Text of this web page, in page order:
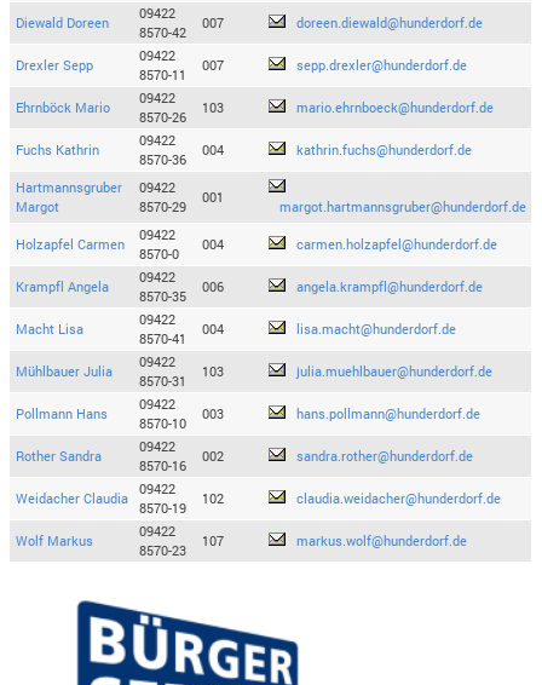
Diewald Doreen
09422
8570-42
007 doreen.diewald@hunderdorf.de
Drexler Sepp
09422
8570-11
007 sepp.drexler@hunderdorf.de
Ehrnböck Mario
09422
8570-26
103 mario.ehrnboeck@hunderdorf.de
Fuchs Kathrin
09422
8570-36
004 kathrin.fuchs@hunderdorf.de
Hartmannsgruber
Margot
09422
8570-29
001
margot.hartmannsgruber@hunderdorf.de
Holzapfel Carmen
09422
8570-0
004 carmen.holzapfel@hunderdorf.de
Krampfl Angela
09422
8570-35
006 angela.krampfl@hunderdorf.de
Macht Lisa
09422
8570-41
004 lisa.macht@hunderdorf.de
Mühlbauer Julia
09422
8570-31
103 julia.muehlbauer@hunderdorf.de
Pollmann Hans
09422
8570-10
003 hans.pollmann@hunderdorf.de
Rother Sandra
09422
8570-16
002 sandra.rother@hunderdorf.de
Weidacher Claudia
09422
8570-19
102 claudia.weidacher@hunderdorf.de
Wolf Markus
09422
8570-23
107 markus.wolf@hunderdorf.de